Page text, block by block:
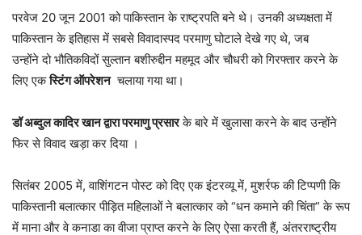
परवेज 20 जून 2001 को पाकिस्तान के राष्ट्रपति बने थे। उनकी अध्यक्षता में
पाकिस्तान के इतिहास में सबसे विवादास्पद परमाणु घोटाले देखे गए थे, जब
उन्होंने दो भौतिकविदों सुल्तान बशीरुद्दीन महमूद और चौधरी को गिरफ्तार करने के
लिए एकस्टिंग ऑपरेशनचलाया गया था।
डॉ अब्दुल कादिर खान द्वारा परमाणु प्रसारके बारे में खुलासा करने के बाद उन्होंने
फिर से विवाद खड़ा कर दिया ।
सितंबर 2005 में, वाशिंगटन पोस्ट को दिए एक इंटरव्यू में, मुशर्रफ की टिप्पणी कि
पाकिस्तानी बलात्कार पीड़ित महिलाओं ने बलात्कार को “धन कमाने की चिंता” के रूप
में माना और वे कनाडा का वीजा प्राप्त करने के लिए ऐसा करती हैं, अंतरराष्ट्रीय